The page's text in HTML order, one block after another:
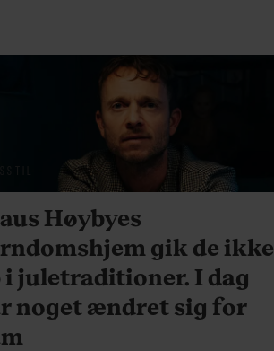
Høybyes
gik de ikke
i juletraditioner. I dag
noget ændret sig for